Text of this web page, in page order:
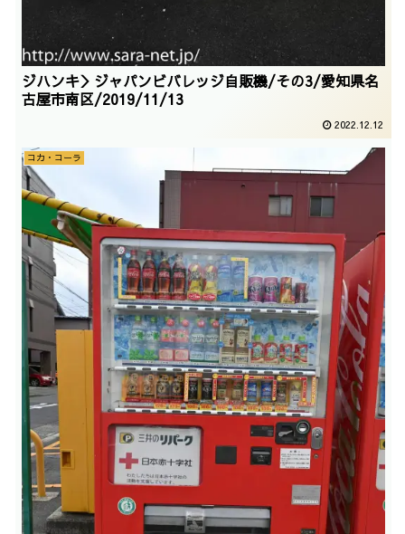
ジハンキ＞ジャパンビバレッジ自販機/その3/愛知県名
古屋市南区/2019/11/13
2022.12.12
コカ・コーラ